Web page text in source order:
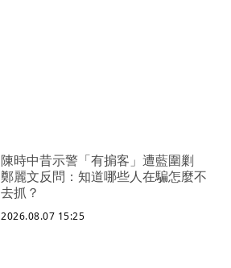
陳時中昔示警「有掮客」遭藍圍剿
鄭麗文反問：知道哪些人在騙怎麼不
去抓？
2026.08.07 15:25